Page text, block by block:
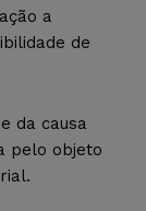
a
de
da causa
pelo objeto